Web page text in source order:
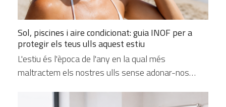
Sol, piscines i aire condicionat: guia INOF per a
protegir els teus ulls aquest estiu
L'estiu és l'època de l'any en la qual més
maltractem els nostres ulls sense adonar-nos…